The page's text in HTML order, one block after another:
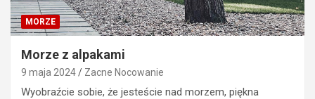
MORZE
Morze z alpakami
9 maja 2024 Zacne Nocowanie
Wyobraźcie sobie, że jesteście nad morzem, piękna